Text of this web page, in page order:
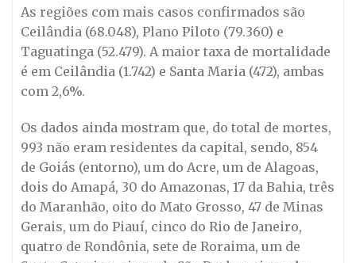
As regiões com mais casos confirmados são
Ceilândia (68.048), Plano Piloto (79.360) e
Taguatinga (52.479). A maior taxa de mortalidade
é em Ceilândia (1.742) e Santa Maria (472), ambas
com 2,6%.
Os dados ainda mostram que, do total de mortes,
993 não eram residentes da capital, sendo, 854
de Goiás (entorno), um do Acre, um de Alagoas,
dois do Amapá, 30 do Amazonas, 17 da Bahia, três
do Maranhão, oito do Mato Grosso, 47 de Minas
Gerais, um do Piauí, cinco do Rio de Janeiro,
quatro de Rondônia, sete de Roraima, um de